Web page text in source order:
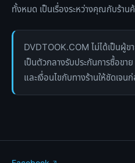
ทั้งหมด เป็นเรื่องระหว่างคุณกับร้าน
DVDTOOK.COM ไม่ได้เป็นผู้ข
เป็นตัวกลางรับประกันการซื้อขา
และเงื่อนไขกับทางร้านให้ชัดเจน